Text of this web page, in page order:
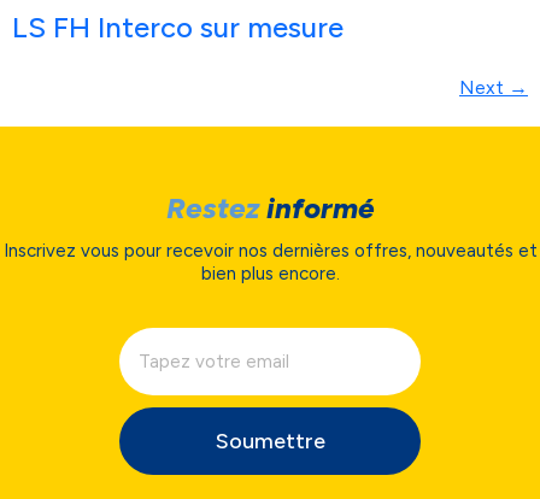
LS FH Interco sur mesure
Next →
Restezinformé
Inscrivez vous pour recevoir nos dernières offres, nouveautés et
bien plus encore.
Soumettre